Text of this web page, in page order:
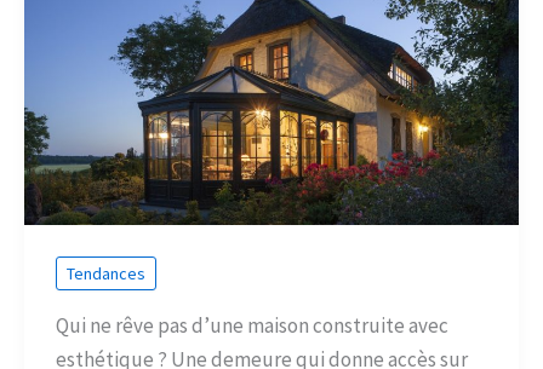
Tendances
Qui ne rêve pas d’une maison construite avec
esthétique ? Une demeure qui donne accès sur